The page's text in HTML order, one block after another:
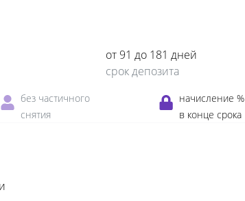
от 91 до 181 дней
срок депозита
без частичного
снятия
начисление %
в конце срока